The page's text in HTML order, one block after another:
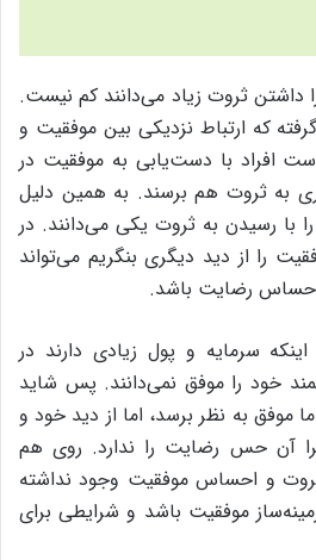
داشتن ثروت زیاد می‌دانند کم نیست.
که ارتباط نزدیکی بین موفقیت و
افراد با دست‌یابی به موفقیت در
به ثروت هم برسند. به همین دلیل
با رسیدن به ثروت یکی می‌دانند. در
را از دید دیگری بنگریم می‌تواند
رضایت باشد.
سرمایه و پول زیادی دارند در
خود را موفق نمی‌دانند. پس شاید
موفق به نظر برسد، اما از دید خود و
آن حس رضایت را ندارد. روی هم
ثروت و احساس موفقیت وجود نداشته
موفقیت باشد و شرایطی برای